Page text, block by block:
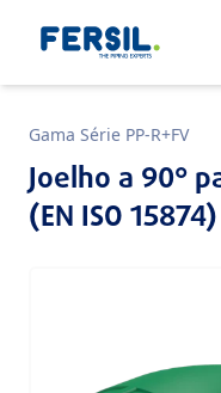
Gama Série PP-R+FV
Joelho a 90°
(EN ISO 15874)